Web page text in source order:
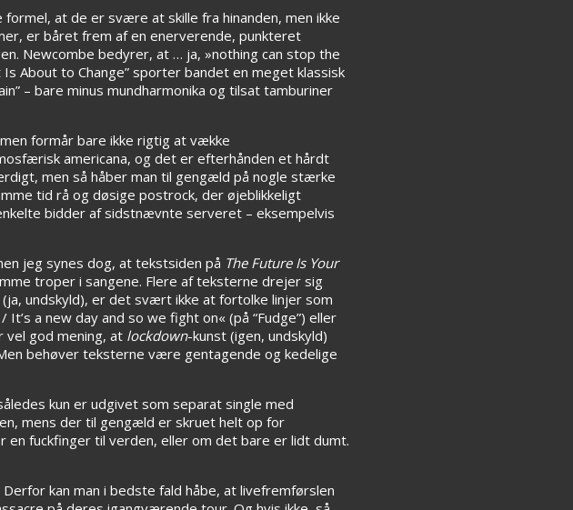
at de er svære at skille fra hinanden, men ikke
er båret frem af en enerverende, punkteret
Newcombe bedyrer, at … ja, »nothing can stop the
About to Change” sporter bandet en meget klassisk
– bare minus mundharmonika og tilsat tamburiner
formår bare ikke rigtig at vække
americana, og det er efterhånden et hårdt
men så håber man til gengæld på nogle stærke
tid rå og døsige postrock, der øjeblikkeligt
bidder af sidstnævnte serveret – eksempelvis
jeg synes dog, at tekstsiden på The Future Is Your
troper i sangene. Flere af teksterne drejer sig
undskyld), er det svært ikke at fortolke linjer som
a new day and so we fight on« (på “Fudge”) eller
vel god mening, at lockdown-kunst (igen, undskyld)
behøver teksterne være gentagende og kedelige
kun er udgivet som separat single med
mens der til gengæld er skruet helt op for
en fuckfinger til verden, eller om det bare er lidt dumt.
kan man i bedste fald håbe, at livefremførslen